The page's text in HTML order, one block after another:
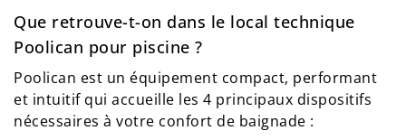
Que retrouve-t-on dans le local technique
Poolican pour piscine ?
Poolican est un équipement compact, performant
et intuitif qui accueille les 4 principaux dispositifs
nécessaires à votre confort de baignade :